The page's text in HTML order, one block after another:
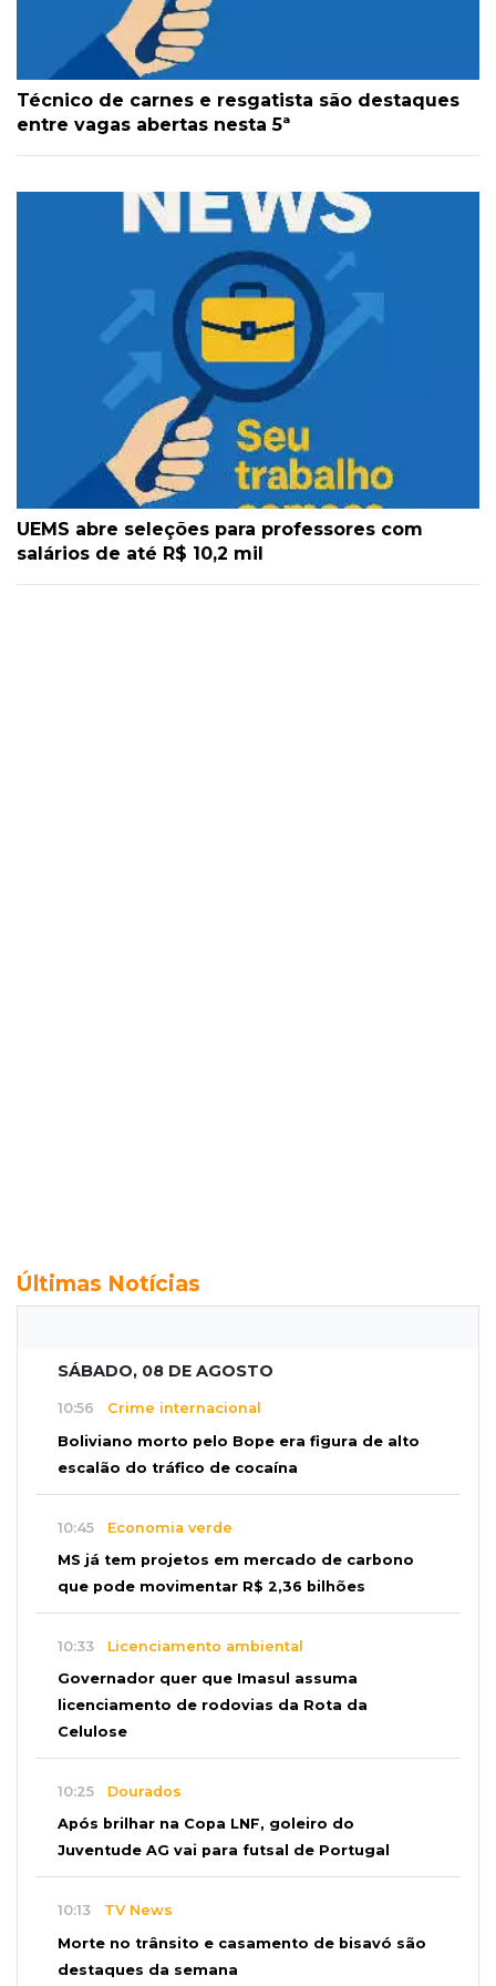
Técnico de carnes e resgatista são destaques
entre vagas abertas nesta 5ª
UEMS abre seleções para professores com
salários de até R$ 10,2 mil
Últimas Notícias
SÁBADO, 08 DE AGOSTO
10:56 Crime internacional
Boliviano morto pelo Bope era figura de alto
escalão do tráfico de cocaína
10:45 Economia verde
MS já tem projetos em mercado de carbono
que pode movimentar R$ 2,36 bilhões
10:33 Licenciamento ambiental
Governador quer que Imasul assuma
licenciamento de rodovias da Rota da
Celulose
10:25 Dourados
Após brilhar na Copa LNF, goleiro do
Juventude AG vai para futsal de Portugal
10:13 TV News
Morte no trânsito e casamento de bisavó são
destaques da semana